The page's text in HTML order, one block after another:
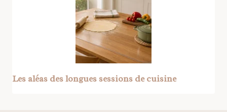
Les aléas des longues sessions de cuisine